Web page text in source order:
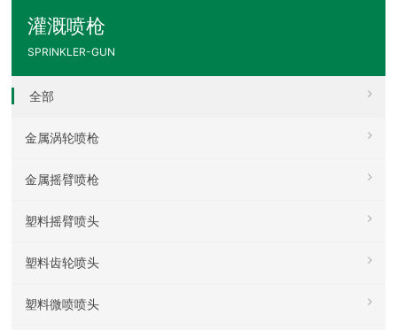
灌溉喷枪
SPRINKLER-GUN
全部
金属涡轮喷枪
金属摇臂喷枪
塑料摇臂喷头
塑料齿轮喷头
塑料微喷喷头